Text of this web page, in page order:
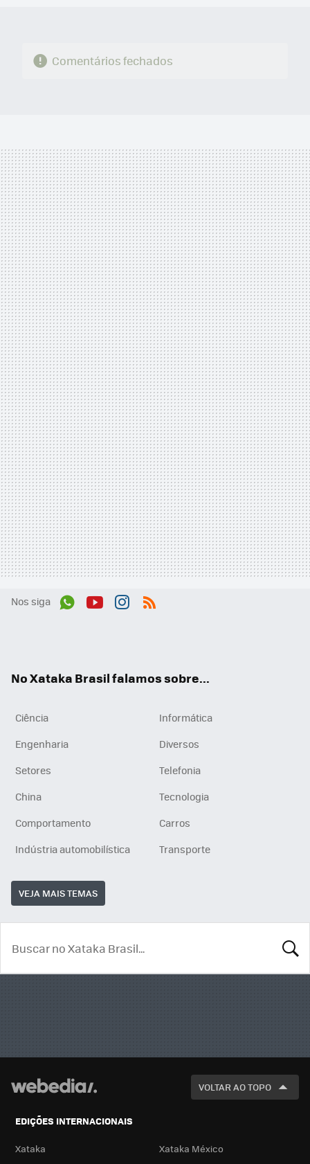
Comentários fechados
Nos siga
No Xataka Brasil falamos sobre...
Ciência
Informática
Engenharia
Diversos
Setores
Telefonia
China
Tecnologia
Comportamento
Carros
Indústria automobilística
Transporte
VEJA MAIS TEMAS
VOLTAR AO TOPO
EDIÇÕES INTERNACIONAIS
Xataka Xataka México